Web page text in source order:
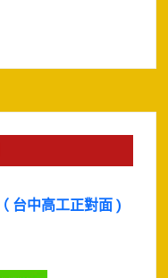
（ 台中高工正對面 )